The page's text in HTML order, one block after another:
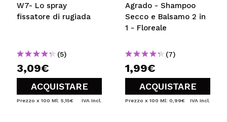
W7- Lo spray
fissatore di rugiada
(5)
3,09€
ACQUISTARE
Prezzo x 100 Ml: 5,15€ IVA Incl.
Agrado - Shampoo
Secco e Balsamo 2 in
1 - Floreale
(7)
1,99€
ACQUISTARE
Prezzo x 100 Ml: 0,99€ IVA Incl.